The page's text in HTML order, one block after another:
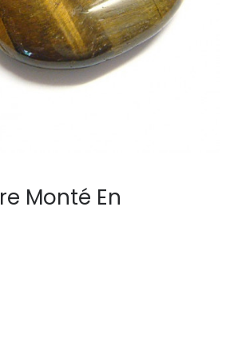
Monté En